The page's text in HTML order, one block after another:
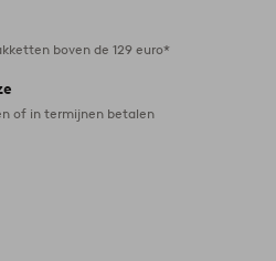
boven de 129 euro*
of in termijnen betalen